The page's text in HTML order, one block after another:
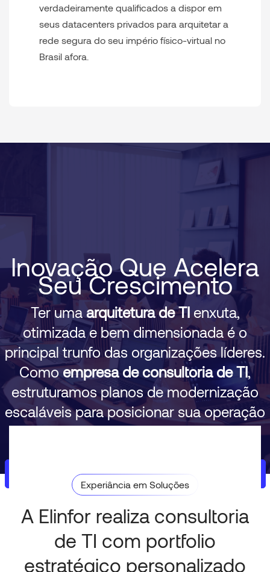
verdadeiramente qualificados a dispor em
seus datacenters privados para arquitetar a
rede segura do seu império físico-virtual no
Brasil afora.
Inovação Que Acelera
Seu Crescimento
Ter uma arquitetura de TIenxuta,
otimizada e bem dimensionada é o
principal trunfo das organizações líderes.
Comoempresa de consultoria de TI,
estruturamos planos de modernização
escaláveis para posicionar sua operação
à frente da concorrência!
consultores
Experiância em Soluções
A Elinfor realiza consultoria
de TI com portfolio
estratégico personalizado